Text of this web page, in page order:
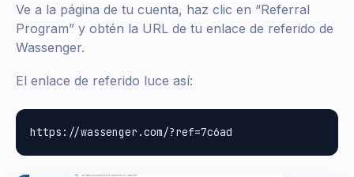
Ve a la página de tu cuenta, haz clic en “Referral
Program” y obtén la URL de tu enlace de referido de
Wassenger.
El enlace de referido luce así: